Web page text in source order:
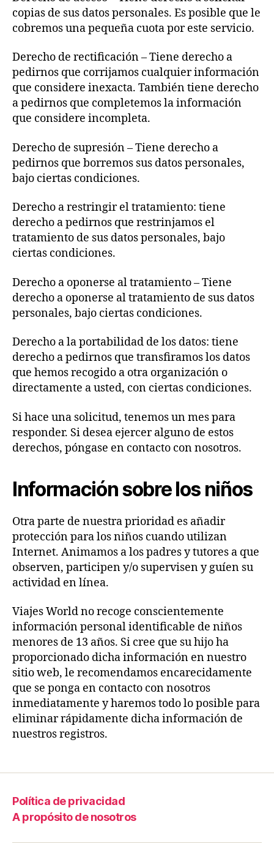
copias de sus datos personales. Es posible que le
cobremos una pequeña cuota por este servicio.
Derecho de rectificación – Tiene derecho a
pedirnos que corrijamos cualquier información
que considere inexacta. También tiene derecho
a pedirnos que completemos la información
que considere incompleta.
Derecho de supresión – Tiene derecho a
pedirnos que borremos sus datos personales,
bajo ciertas condiciones.
Derecho a restringir el tratamiento: tiene
derecho a pedirnos que restrinjamos el
tratamiento de sus datos personales, bajo
ciertas condiciones.
Derecho a oponerse al tratamiento – Tiene
derecho a oponerse al tratamiento de sus datos
personales, bajo ciertas condiciones.
Derecho a la portabilidad de los datos: tiene
derecho a pedirnos que transfiramos los datos
que hemos recogido a otra organización o
directamente a usted, con ciertas condiciones.
Si hace una solicitud, tenemos un mes para
responder. Si desea ejercer alguno de estos
derechos, póngase en contacto con nosotros.
Información sobre los niños
Otra parte de nuestra prioridad es añadir
protección para los niños cuando utilizan
Internet. Animamos a los padres y tutores a que
observen, participen y/o supervisen y guíen su
actividad en línea.
Viajes World no recoge conscientemente
información personal identificable de niños
menores de 13 años. Si cree que su hijo ha
proporcionado dicha información en nuestro
sitio web, le recomendamos encarecidamente
que se ponga en contacto con nosotros
inmediatamente y haremos todo lo posible para
eliminar rápidamente dicha información de
nuestros registros.
Política de privacidad
A propósito de nosotros